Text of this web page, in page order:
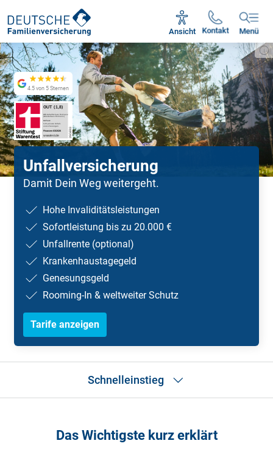
Kontakt
Ansicht Menü
Mo - Fr 09:00 - 18:30 Uhr
Unfallversicherung
Damit Dein Weg weitergeht.
Hohe Invaliditätsleistungen
Sofortleistung bis zu 20.000 €
Unfallrente (optional)
Krankenhaustagegeld
Genesungsgeld
Rooming-In & weltweiter Schutz
Tarife anzeigen
4.5 von 5 Sternen
Schnelleinstieg
Tarifvergleich
Stiftung Warentest
Das Wichtigste kurz erklärt